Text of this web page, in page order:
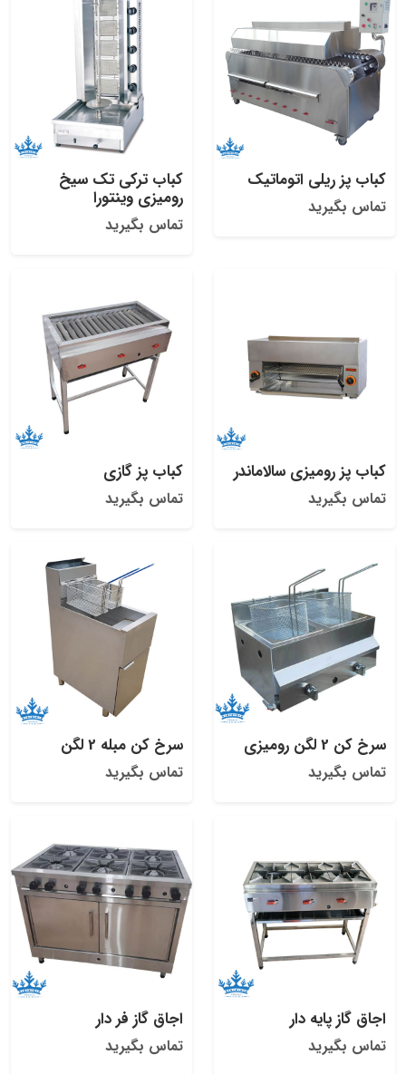
کباب پز ریلی اتوماتیک
تماس بگیرید
کباب ترکی تک سیخ
رومیزی وینتورا
تماس بگیرید
کباب پز رومیزی سالاماندر
تماس بگیرید
کباب پز گازی
تماس بگیرید
سرخ کن 2 لگن رومیزی
تماس بگیرید
سرخ کن مبله 2 لگن
تماس بگیرید
اجاق گاز پایه دار
تماس بگیرید
اجاق گاز فر دار
تماس بگیرید